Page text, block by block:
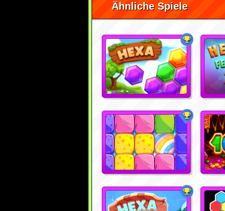
Ähnliche Spiele